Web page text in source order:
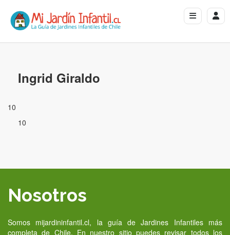
Ingrid Giraldo
10
10
Nosotros
Somos mijardininfantil.cl, la guía de Jardines Infantiles más
completa de Chile. En nuestro sitio puedes revisar todos los